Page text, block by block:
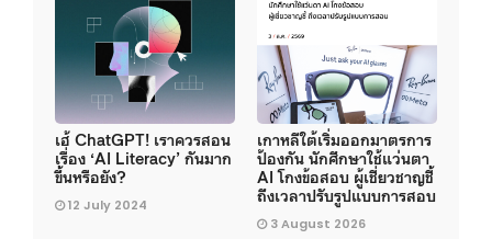
เฮ้ ChatGPT! เราควรสอน
เรื่อง ‘AI Literacy’ กันมาก
ขึ้นหรือยัง?
12 July 2024
เกาหลีใต้เริ่มออกมาตรการ
ป้องกัน นักศึกษาใช้แว่นตา
AI โกงข้อสอบ ผู้เชี่ยวชาญชี้
ถึงเวลาปรับรูปแบบการสอบ
3 August 2026